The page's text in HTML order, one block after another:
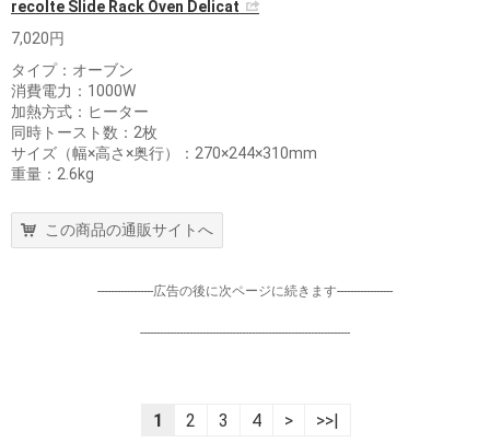
recolte Slide Rack Oven Delicat
7,020円
タイプ：オーブン
消費電力：1000W
加熱方式：ヒーター
同時トースト数：2枚
サイズ（幅×高さ×奥行）：270×244×310mm
重量：2.6kg
この商品の通販サイトへ
-----------------広告の後に次ページに続きます-----------------
----------------------------------------------------------------
1 2 3 4 > >>|